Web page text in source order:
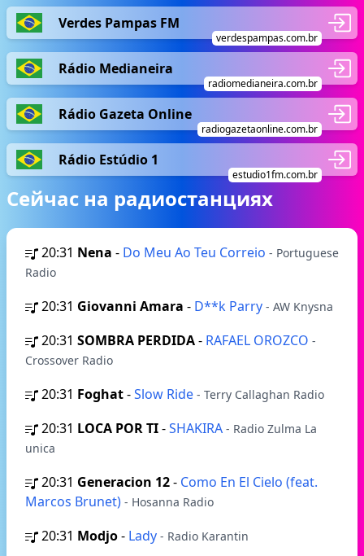
Verdes Pampas FM
verdespampas.com.br
Rádio Medianeira
radiomedianeira.com.br
Rádio Gazeta Online
radiogazetaonline.com.br
Rádio Estúdio 1
estudio1fm.com.br
Сейчас на радиостанциях
20:31 Nena - Do Meu Ao Teu Correio - Portuguese
Radio
20:31 Giovanni Amara - D**k Parry - AW Knysna
20:31 SOMBRA PERDIDA- RAFAEL OROZCO -
Crossover Radio
20:31 Foghat-Slow Ride - Terry Callaghan Radio
20:31 LOCA POR TI-SHAKIRA - Radio Zulma La
unica
20:31 Generacion 12- Como En El Cielo (feat.
Marcos Brunet) - Hosanna Radio
20:31 Modjo- Lady - Radio Karantin